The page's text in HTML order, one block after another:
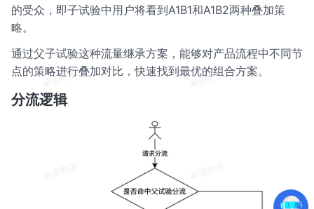
的受众，即子试验中用户将看到A1B1和A1B2两种叠加策
略。
通过父子试验这种流量继承方案，能够对产品流程中不同节
点的策略进行叠加对比，快速找到最优的组合方案。
分流逻辑